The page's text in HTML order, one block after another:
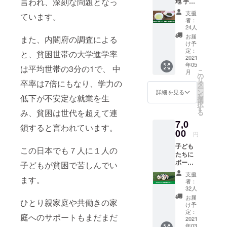
ています。
また、内閣府の調査による
と、貧困世帯の大学進学率
は平均世帯の3分の1で、 中
卒率は7倍にもなり、学力の
低下が不安定な就業を生
み、貧困は世代を超えて連
鎖すると言われています。
この日本でも７人に１人の
子どもが貧困で苦しんでい
ます。
ひとり親家庭や共働きの家
庭へのサポートもまだまだ
のいず
れかに
なりま
す。ど
れが当
たるか
はお楽
しみ
に！ ス
マート
フォン
やノー
クボト
ルなど
うどい
いサイ
ズで
す。 ●
サイズ
につい
て 直径
5cmの
円の中
に収ま
ネーム
や匿名
をご希
望され
る場合
はその
旨記入
くださ
い。
田原町
の契約
茶園で
今年の5
月に摘
む新茶
葉を
使った
「絆の
産声」
有機か
ぶせ煎
茶50gを
チャ
モーレ
の特別
メモリ
アル
パッ
ケージ
にてお
届けし
ます。
使用す
る茶葉
は、
支援
者：
24人
お届
け予
定：
2021
年05
月
詳細を見る
こ
の
リ
タ
ー
ン
を
選
択
す
る
7,0
00 円
子ども
たちに
ボール
を１球
プレゼ
ントで
きる権
ルプレ
ゼン
支援
者：
32人
お届
け予
定：
2021
年03